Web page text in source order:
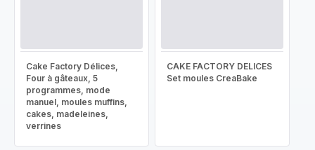
Cake Factory Délices,
Four à gâteaux, 5
programmes, mode
manuel, moules muffins,
cakes, madeleines,
verrines
CAKE FACTORY DELICES
Set moules CreaBake